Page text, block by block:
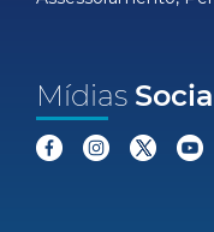
Mídias